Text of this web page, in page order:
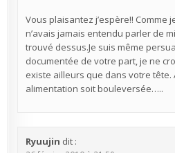
Vous plaisantez j’espère!! Comme
n’avais jamais entendu parler de
trouvé dessus.Je suis même
documentée de votre part, je ne
existe ailleurs que dans votre tête.
alimentation soit bouleversée…..
Ryuujin dit :